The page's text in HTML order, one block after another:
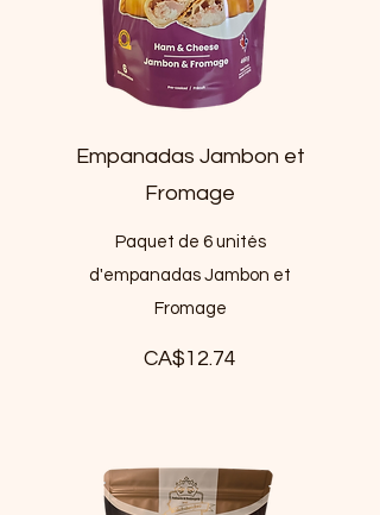
Empanadas Jambon et
Fromage
Paquet de 6 unités
d'empanadas Jambon et
Fromage
CA$12.74